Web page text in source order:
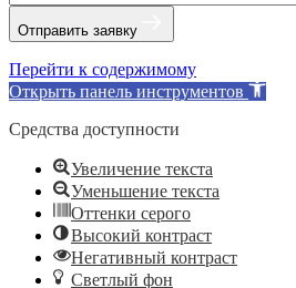
Отправить заявку
Перейти к содержимому
Открыть панель инструментов
Средства доступности
Увеличение текста
Уменьшение текста
Оттенки серого
Высокий контраст
Негативный контраст
Светлый фон